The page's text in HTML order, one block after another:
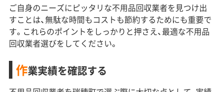
ご自身のニーズにピッタリな不用品回収業者を見つけ出
すことは、無駄な時間もコストも節約するためにも重要で
す。これらのポイントをしっかりと押さえ、最適な不用品
回収業者選びをしてください。
作業実績を確認する